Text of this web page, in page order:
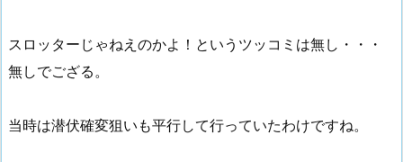
スロッターじゃねえのかよ！というツッコミは無し・・・
無しでござる。
当時は潜伏確変狙いも平行して行っていたわけですね。